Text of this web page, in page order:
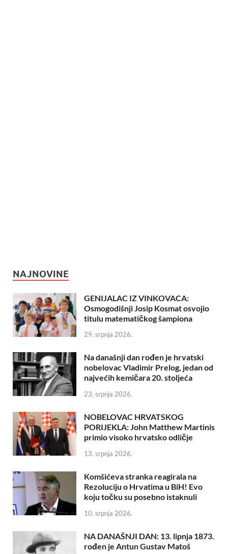
NAJNOVINE
GENIJALAC IZ VINKOVACA:
Osmogodišnji Josip Kosmat osvojio
titulu matematičkog šampiona
29. srpnja 2026.
Na današnji dan rođen je hrvatski
nobelovac Vladimir Prelog, jedan od
najvećih kemičara 20. stoljeća
23. srpnja 2026.
NOBELOVAC HRVATSKOG
PORIJEKLA: John Matthew Martinis
primio visoko hrvatsko odličje
13. srpnja 2026.
Komšićeva stranka reagirala na
Rezoluciju o Hrvatima u BiH! Evo
koju točku su posebno istaknuli
10. srpnja 2026.
NA DANAŠNJI DAN: 13. lipnja 1873.
rođen je Antun Gustav Matoš